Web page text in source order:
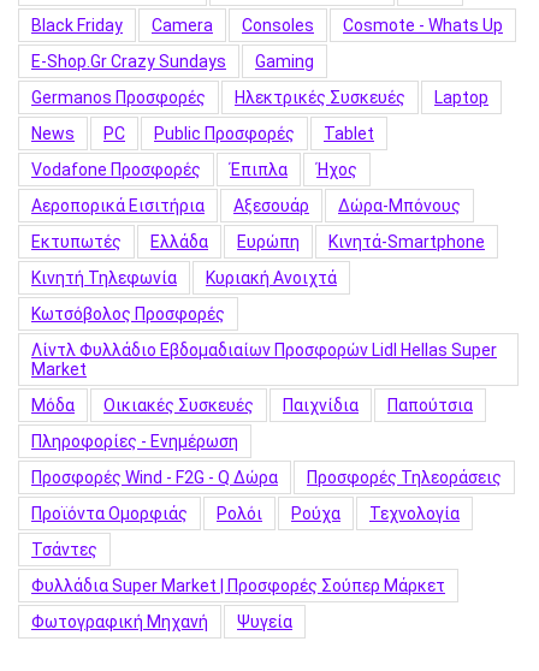
Black Friday
Camera Consoles
Cosmote - Whats Up
E-Shop.gr Crazy Sundays
Gaming
Germanos Προσφορές
Hλεκτρικές Συσκευές
Laptop
News
PC Public Προσφορές
Tablet
Vodafone Προσφορές
Έπιπλα
Ήχος
Αεροπορικά Εισιτήρια
Αξεσουάρ
Δώρα-Μπόνους
Εκτυπωτές
Ελλάδα Ευρώπη
Κινητά-Smartphone
Κινητή Τηλεφωνία
Κυριακή Ανοιχτά
Κωτσόβολος Προσφορές
Λίντλ Φυλλάδιο Εβδομαδιαίων Προσφορών Lidl Hellas Super
Market
Μόδα
Οικιακές Συσκευές Παιχνίδια
Παπούτσια
Πληροφορίες - Ενημέρωση
Προσφορές Wind - F2G - Q Δώρα
Προσφορές Τηλεοράσεις
Προϊόντα Ομορφιάς
Ρολόι Ρούχα
Τεχνολογία
Τσάντες
Φυλλάδια Super Market | Προσφορές Σούπερ Μάρκετ
Φωτογραφική Μηχανή
Ψυγεία